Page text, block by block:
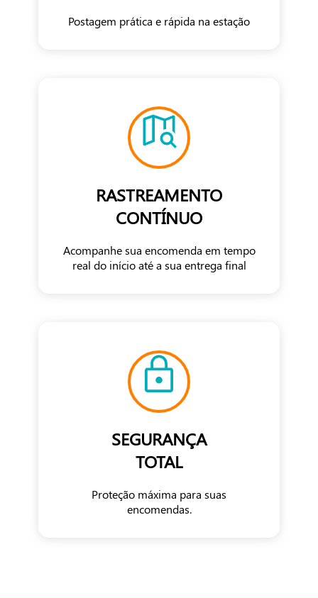
Postagem prática e rápida na estação
RASTREAMENTO
CONTÍNUO
Acompanhe sua encomenda em tempo
real do início até a sua entrega final
SEGURANÇA
TOTAL
Proteção máxima para suas
encomendas.